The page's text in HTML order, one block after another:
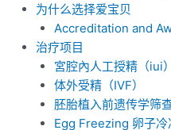
为什么选择爱宝贝
Accreditation and
治疗项目
宮腔內人工授精（iui）
体外受精（IVF）
胚胎植入前遗传学筛
Egg Freezing 卵子冷